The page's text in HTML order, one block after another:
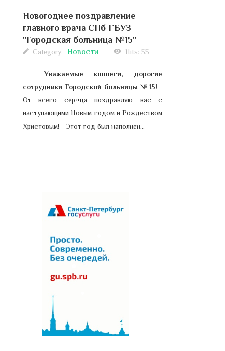
Новогоднее поздравление
главного врача СПб ГБУЗ
"Городская больница №15"
Category: Новости
Hits: 55
Уважаемые коллеги, дорогие
сотрудники Городской больницы №15!
От всего сердца поздравляю вас с
наступающими Новым годом и Рождеством
Христовым! Этот год был наполнен...